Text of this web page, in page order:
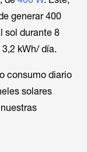
generar 400
sol durante 8
kWh/ día.
consumo diario
solares